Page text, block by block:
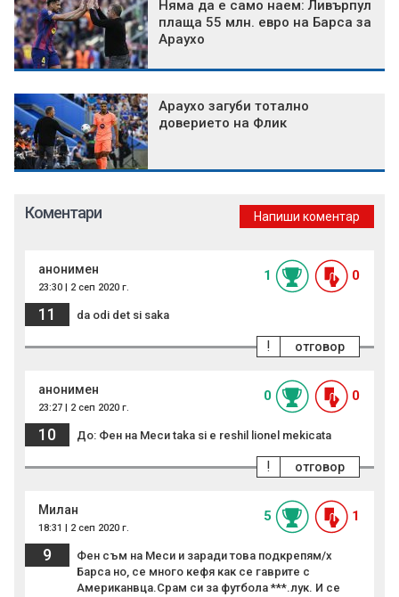
Няма да е само наем: Ливърпул
плаща 55 млн. евро на Барса за
Араухо
Араухо загуби тотално
доверието на Флик
Коментари Напиши коментар
анонимен
23:30 | 2 сеп 2020 г.
1 0
11 da odi det si saka
отговор
!
анонимен
23:27 | 2 сеп 2020 г.
0 0
10 До: Фен на Меси taka si e reshil lionel mekicata
отговор
!
Милан
18:31 | 2 сеп 2020 г.
5 1
9
Фен съм на Меси и заради това подкрепям/х
Барса но, се много кефя как се гаврите с
Американвца.Срам си за футбола ***.лук. И се